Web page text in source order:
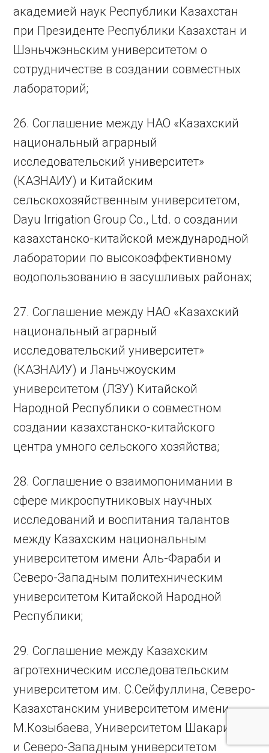
академией наук Республики Казахстан
при Президенте Республики Казахстан и
Шэньчжэньским университетом о
сотрудничестве в создании совместных
лабораторий;
26. Соглашение между НАО «Казахский
национальный аграрный
исследовательский университет»
(КАЗНАИУ) и Китайским
сельскохозяйственным университетом,
Dayu Irrigation Group Co., Ltd. о создании
казахстанско-китайской международной
лаборатории по высокоэффективному
водопользованию в засушливых районах;
27. Соглашение между НАО «Казахский
национальный аграрный
исследовательский университет»
(КАЗНАИУ) и Ланьчжоуским
университетом (ЛЗУ) Китайской
Народной Республики о совместном
создании казахстанско-китайского
центра умного сельского хозяйства;
28. Соглашение о взаимопонимании в
сфере микроспутниковых научных
исследований и воспитания талантов
между Казахским национальным
университетом имени Аль-Фараби и
Северо-Западным политехническим
университетом Китайской Народной
Республики;
29. Соглашение между Казахским
агротехническим исследовательским
университетом им. С.Сейфуллина, Северо-
Казахстанским университетом имени
М.Козыбаева, Университетом Шакарима
и Северо-Западным университетом